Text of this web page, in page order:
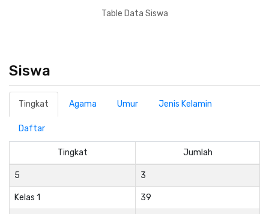
Table Data Siswa
Siswa
Tingkat Agama Umur Jenis Kelamin
Daftar
Tingkat Jumlah
5 3
Kelas 1 39